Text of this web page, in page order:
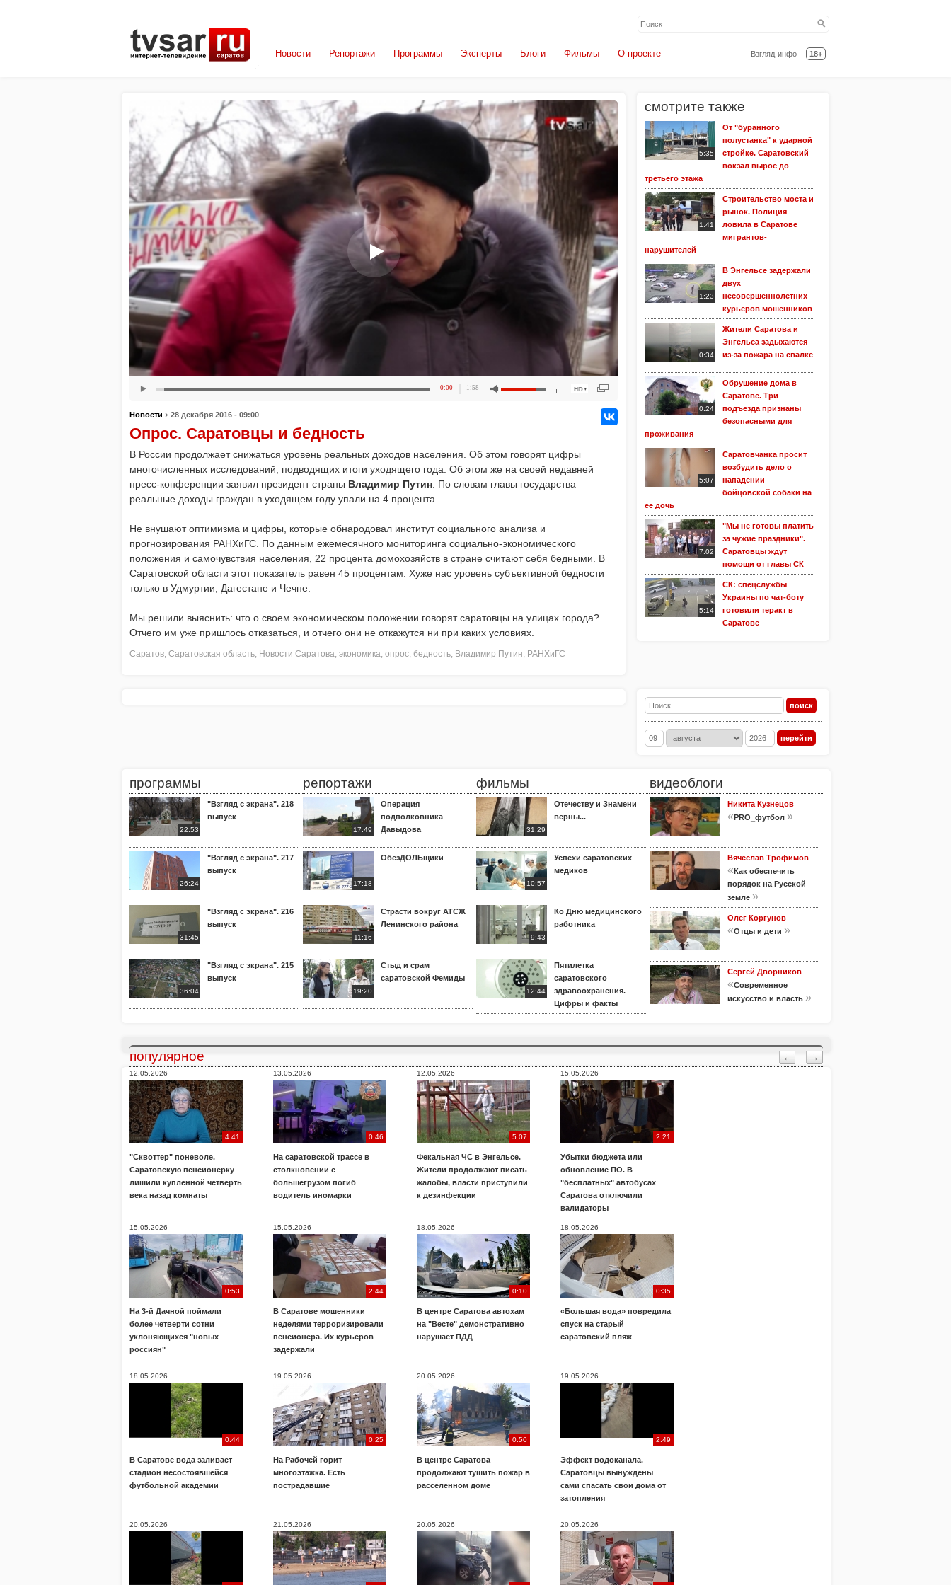
Взгляд-инфо 18+
Новости Репортажи Программы Эксперты Блоги Фильмы О проекте
смотрите также
5:35
От "буранного
полустанка" к ударной
стройке. Саратовский
вокзал вырос до
третьего этажа
1:41
Строительство моста и
рынок. Полиция
ловила в Саратове
мигрантов-
нарушителей
1:23
В Энгельсе задержали
двух
несовершеннолетних
курьеров мошенников
0:34
Жители Саратова и
Энгельса задыхаются
из-за пожара на свалке
0:24
Обрушение дома в
Саратове. Три
подъезда признаны
безопасными для
проживания
5:07
Саратовчанка просит
возбудить дело о
нападении
бойцовской собаки на
ее дочь
7:02
"Мы не готовы платить
за чужие праздники".
Саратовцы ждут
помощи от главы СК
5:14
СК: спецслужбы
Украины по чат-боту
готовили теракт в
Саратове
0:00 1:58
Новости › 28 декабря 2016 - 09:00
Опрос. Саратовцы и бедность
В России продолжает снижаться уровень реальных доходов населения. Об этом говорят цифры
многочисленных исследований, подводящих итоги уходящего года. Об этом же на своей недавней
пресс-конференции заявил президент страны Владимир Путин . По словам главы государства
реальные доходы граждан в уходящем году упали на 4 процента.
Не внушают оптимизма и цифры, которые обнародовал институт социального анализа и
прогнозирования РАНХиГС. По данным ежемесячного мониторинга социально-экономического
положения и самочувствия населения, 22 процента домохозяйств в стране считают себя бедными. В
Саратовской области этот показатель равен 45 процентам. Хуже нас уровень субъективной бедности
только в Удмуртии, Дагестане и Чечне.
Мы решили выяснить: что о своем экономическом положении говорят саратовцы на улицах города?
Отчего им уже пришлось отказаться, и отчего они не откажутся ни при каких условиях.
Саратов, Саратовская область, Новости Саратова, экономика, опрос, бедность, Владимир Путин, РАНХиГС
программы
22:53
"Взгляд с экрана". 218
выпуск
26:24
"Взгляд с экрана". 217
выпуск
31:45
"Взгляд с экрана". 216
выпуск
36:04
"Взгляд с экрана". 215
выпуск
репортажи
17:49
Операция
подполковника
Давыдова
17:18
ОбезДОЛЬщики
11:16
Страсти вокруг АТСЖ
Ленинского района
19:20
Стыд и срам
саратовской Фемиды
фильмы
31:29
Отечеству и Знамени
верны...
10:57
Успехи саратовских
медиков
9:43
Ко Дню медицинского
работника
12:44
Пятилетка
саратовского
здравоохранения.
Цифры и факты
видеоблоги
Никита Кузнецов
«PRO_футбол »
Вячеслав Трофимов
«Как обеспечить
порядок на Русской
земле »
Олег Коргунов
«Отцы и дети »
Сергей Дворников
«Современное
искусство и власть »
← →
популярное
12.05.2026
4:41
"Сквоттер" поневоле.
Саратовскую пенсионерку
лишили купленной четверть
века назад комнаты
13.05.2026
0:46
На саратовской трассе в
столкновении с
большегрузом погиб
водитель иномарки
12.05.2026
5:07
Фекальная ЧС в Энгельсе.
Жители продолжают писать
жалобы, власти приступили
к дезинфекции
15.05.2026
2:21
Убытки бюджета или
обновление ПО. В
"бесплатных" автобусах
Саратова отключили
валидаторы
15.05.2026
0:53
На 3-й Дачной поймали
более четверти сотни
уклоняющихся "новых
россиян"
15.05.2026
2:44
В Саратове мошенники
неделями терроризировали
пенсионера. Их курьеров
задержали
18.05.2026
0:10
В центре Саратова автохам
на "Весте" демонстративно
нарушает ПДД
18.05.2026
0:35
«Большая вода» повредила
спуск на старый
саратовский пляж
18.05.2026
0:44
В Саратове вода заливает
стадион несостоявшейся
футбольной академии
19.05.2026
0:25
На Рабочей горит
многоэтажка. Есть
пострадавшие
20.05.2026
0:50
В центре Саратова
продолжают тушить пожар в
расселенном доме
19.05.2026
2:49
Эффект водоканала.
Саратовцы вынуждены
сами спасать свои дома от
затопления
20.05.2026 21.05.2026 20.05.2026 20.05.2026